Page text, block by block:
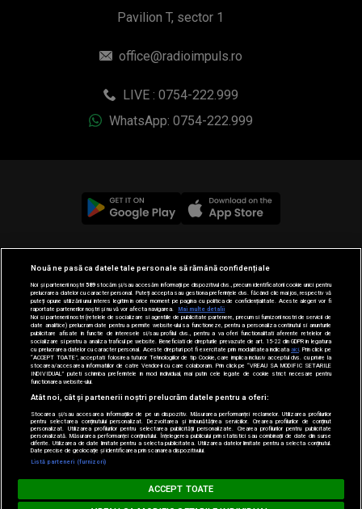
Pavilion T, sector 1
office@radioimpuls.ro
LIVE : 0754-222.999
WhatsApp: 0754-222.999
© 2019-2026 DOGAN MEDIA INTERNATIONAL SA, Toate
drepturile rezervate.
Loading...
Nouă ne pasă ca datele tale personale să rămână confidențiale
Noi și partenerii noștri589stocăm și/sau accesăm informații pe dispozitivul dvs., precum identificatorii cookie unici pentru
prelucrarea datelor cu caracter personal. Puteți accepta sau gestiona preferințele dvs. făcând clic mai jos, respectiv vă
puteți opune utilizării unui interes legitim în orice moment pe pagina cu politica de confidențialitate. Aceste alegeri vor fi
raportate partenerilor noștri și nu vă vor afecta navigarea.
Mai multe detalii
Noi si partenerii nostri (retelele de socializare si agentiile de publicitate partenere, precum si furnizorii nostri de servicii de
date analitice) prelucram date pentru a permite website-ului sa functioneze, pentru a personaliza continutul si anunturile
publicitare afisate in functie de interesele si/sau profilul dvs., pentru a va oferi functionalitati aferente retelelor de
socializare si pentru a analiza traficul pe website. Beneficiati de drepturile prevazute de art. 15-22 din GDPR in legatura
cu prelucrarea datelor cu caracter personal. Aceste drepturi pot fi exercitate prin modalitatea indicataaici . Prin click pe
“ACCEPT TOATE”, acceptati folosirea tuturor Tehnologiilor de tip Cookie, care implica inclusiv acceptul dvs. cu privire la
stocarea/accesarea informatiilor de catre Vendor-ii cu care colaboram. Prin click pe “VREAU SA MODIFIC SETARILE
INDIVIDUAL” puteti schimba preferintele in mod individual, mai putin cele legate de cookie strict necesare pentru
functionarea website-ului.
Atât noi, cât și partenerii noștri prelucrăm datele pentru a oferi:
Stocarea și/sau accesarea informațiilor de pe un dispozitiv. Măsurarea performanței reclamelor. Utilizarea profilurilor
pentru selectarea conținutului personalizat. Dezvoltarea și îmbunătățirea serviciilor. Crearea profilurilor de conținut
personalizat. Utilizarea profilurilor pentru selectarea publicității personalizate. Crearea profilurilor pentru publicitate
personalizată. Măsurarea performanței conținutului. Înțelegerea publicului prin statistici sau combinații de date din surse
diferite. Utilizarea de date limitate pentru a selecta publicitatea. Utilizarea datelor limitate pentru a selecta conținutul.
Date precise de geolocație și identificarea prin scanarea dispozitivului.
Listă parteneri (furnizori)
ACCEPT TOATE